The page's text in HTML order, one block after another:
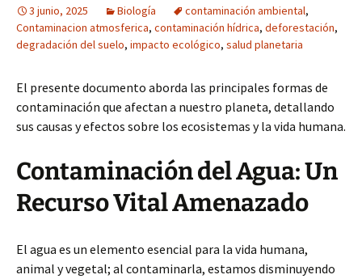
3 junio, 2025 Biología contaminación ambiental,
Contaminacion atmosferica, contaminación hídrica, deforestación,
degradación del suelo, impacto ecológico, salud planetaria
El presente documento aborda las principales formas de
contaminación que afectan a nuestro planeta, detallando
sus causas y efectos sobre los ecosistemas y la vida humana.
Contaminación del Agua: Un
Recurso Vital Amenazado
El agua es un elemento esencial para la vida humana,
animal y vegetal; al contaminarla, estamos disminuyendo